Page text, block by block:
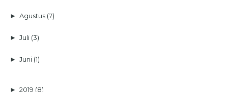
►Agustus (7)
►Juli (3)
►Juni (1)
►2019 (8)